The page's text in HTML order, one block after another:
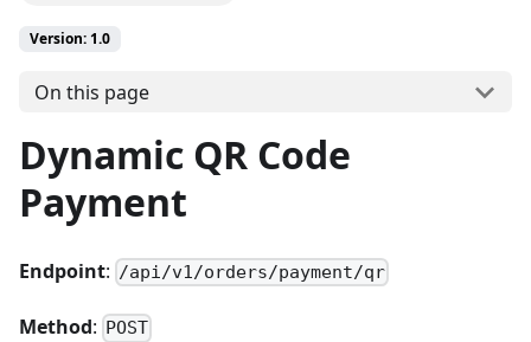
Version: 1.0
On this page
Dynamic QR Code
Payment
Endpoint: /api/v1/orders/payment/qr
Method: POST